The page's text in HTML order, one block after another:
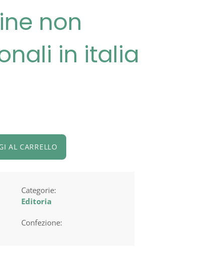
non
in italia
AL CARRELLO
Categorie:
Editoria
Confezione: